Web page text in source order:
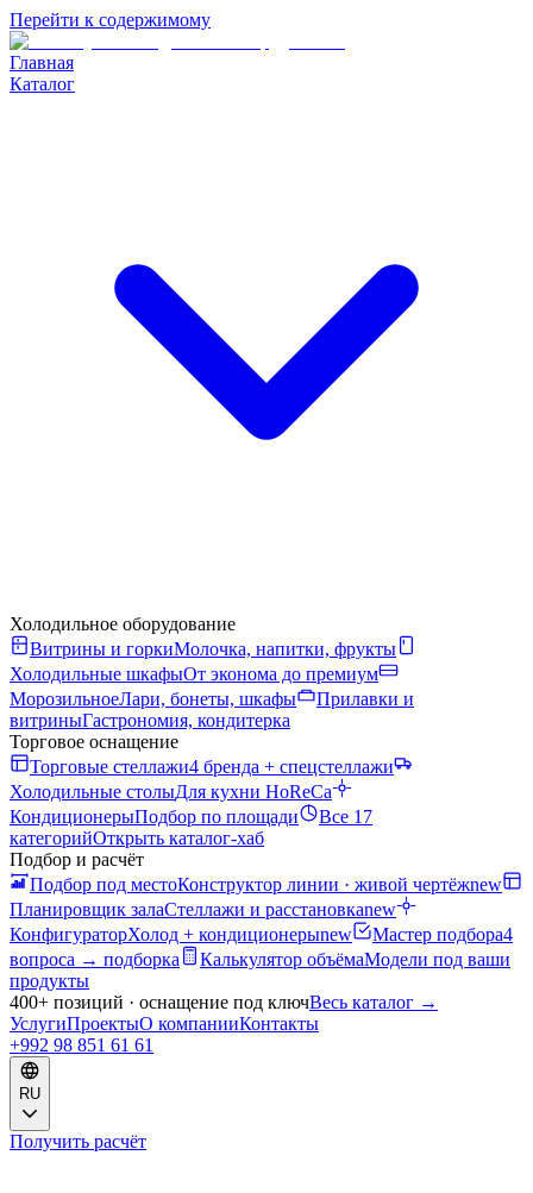
Перейти к содержимому
Главная
Каталог
Холодильное оборудование
Витрины и горкиМолочка, напитки, фрукты
Холодильные шкафыОт эконома до премиум
МорозильноеЛари, бонеты, шкафы
Прилавки и
витриныГастрономия, кондитерка
Торговое оснащение
Торговые стеллажи4 бренда + спецстеллажи
Холодильные столыДля кухни HoReCa
КондиционерыПодбор по площади
Все 17
категорийОткрыть каталог-хаб
Подбор и расчёт
Подбор под местоКонструктор линии · живой чертёжnew
Планировщик залаСтеллажи и расстановкаnew
КонфигураторХолод + кондиционерыnew Мастер подбора4
вопроса → подборка
Калькулятор объёмаМодели под ваши
продукты
400+ позиций · оснащение под ключВесь каталог →
УслугиПроектыО компанииКонтакты
+992 98 851 61 61
RU
Получить расчёт